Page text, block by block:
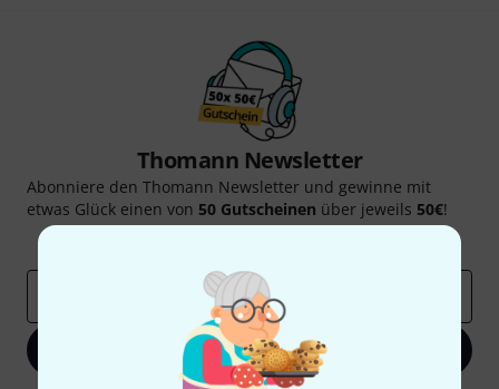
Thomann Newsletter
Abonniere den Thomann Newsletter und gewinne mit
etwas Glück einen von 50 Gutscheinen über jeweils 50€!
Thomann Insights
Jetzt anmelden